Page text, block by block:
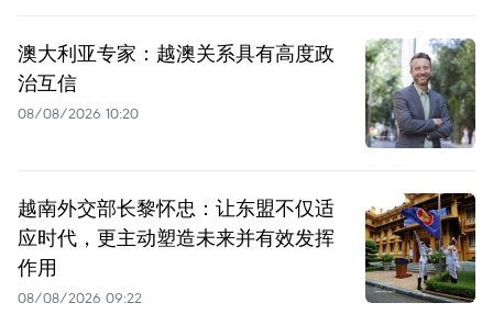
澳大利亚专家：越澳关系具有高度政
治互信
08/08/2026 10:20
越南外交部长黎怀忠：让东盟不仅适
应时代，更主动塑造未来并有效发挥
作用
08/08/2026 09:22